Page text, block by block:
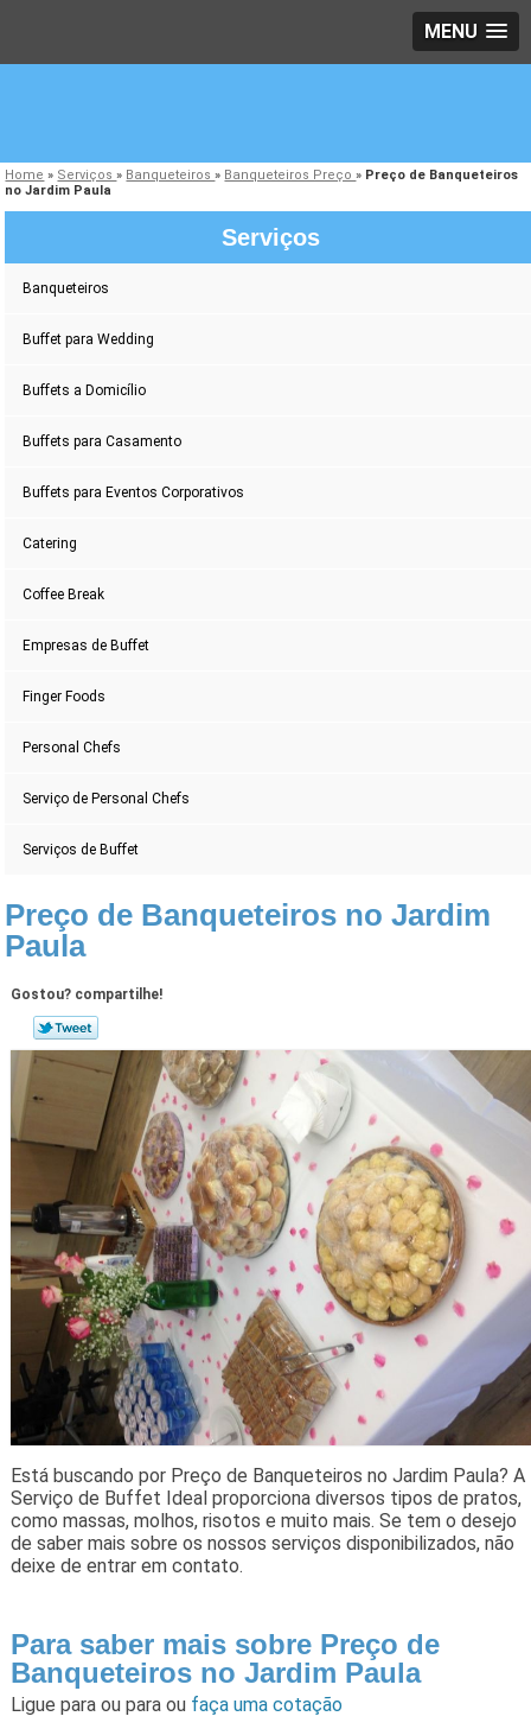
MENU
Home » Serviços» Banqueteiros» Banqueteiros Preço» Preço de Banqueteiros
no Jardim Paula
Serviços
Banqueteiros
Buffet para Wedding
Buffets a Domicílio
Buffets para Casamento
Buffets para Eventos Corporativos
Catering
Coffee Break
Empresas de Buffet
Finger Foods
Personal Chefs
Serviço de Personal Chefs
Serviços de Buffet
Preço de Banqueteiros no Jardim
Paula
Gostou? compartilhe!
Está buscando por Preço de Banqueteiros no Jardim Paula? A
Serviço de Buffet Ideal proporciona diversos tipos de pratos,
como massas, molhos, risotos e muito mais. Se tem o desejo
de saber mais sobre os nossos serviços disponibilizados, não
deixe de entrar em contato.
Para saber mais sobre Preço de
Banqueteiros no Jardim Paula
Ligue para ou para ou faça uma cotação